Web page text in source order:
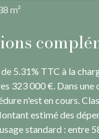
m²
5.31% TTC à la
323 000 €. Dans
n'est en cours.
estimé des
standard : entre